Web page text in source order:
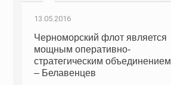
13.05.2016
Черноморский флот является
мощным оперативно-
стратегическим объединением
– Белавенцев